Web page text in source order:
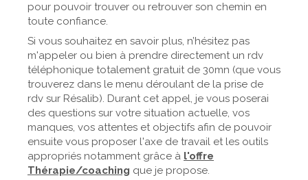
pour pouvoir trouver ou retrouver son chemin en
toute confiance.
Si vous souhaitez en savoir plus, n’hésitez pas
m'appeler ou bien à prendre directement un rdv
téléphonique totalement gratuit de 30mn (que vous
trouverez dans le menu déroulant de la prise de
rdv sur Résalib). Durant cet appel, je vous poserai
des questions sur votre situation actuelle, vos
manques, vos attentes et objectifs afin de pouvoir
ensuite vous proposer l'axe de travail et les outils
appropriés notamment grâce à l'offre
Thérapie/coaching que je propose.